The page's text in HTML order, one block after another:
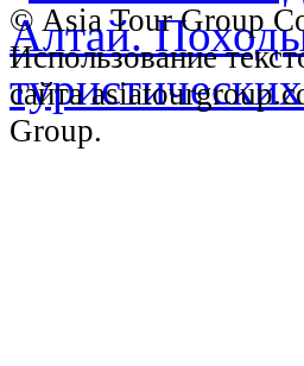
© Asia Tour Group
Использование
сайта
Group.